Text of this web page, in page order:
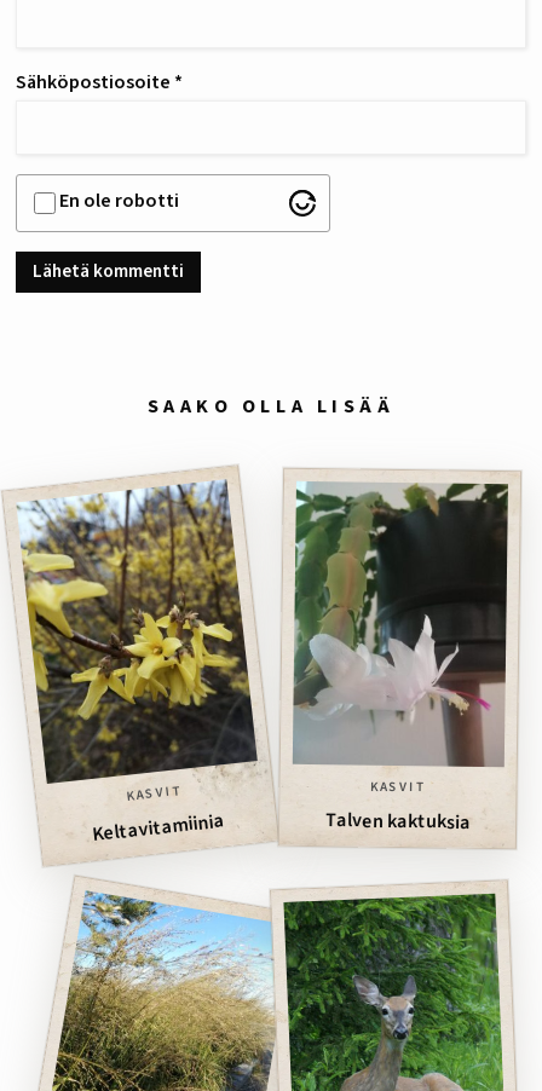
Sähköpostiosoite *
En ole robotti
SAAKO OLLA LISÄÄ
KASVIT
Keltavitamiinia
KASVIT
Talven kaktuksia